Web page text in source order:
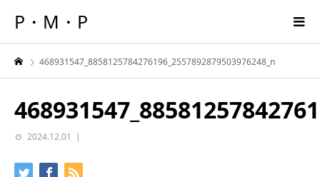
P・M・P
468931547_8858125784276196_2557892879503976248_n
2024.12.01